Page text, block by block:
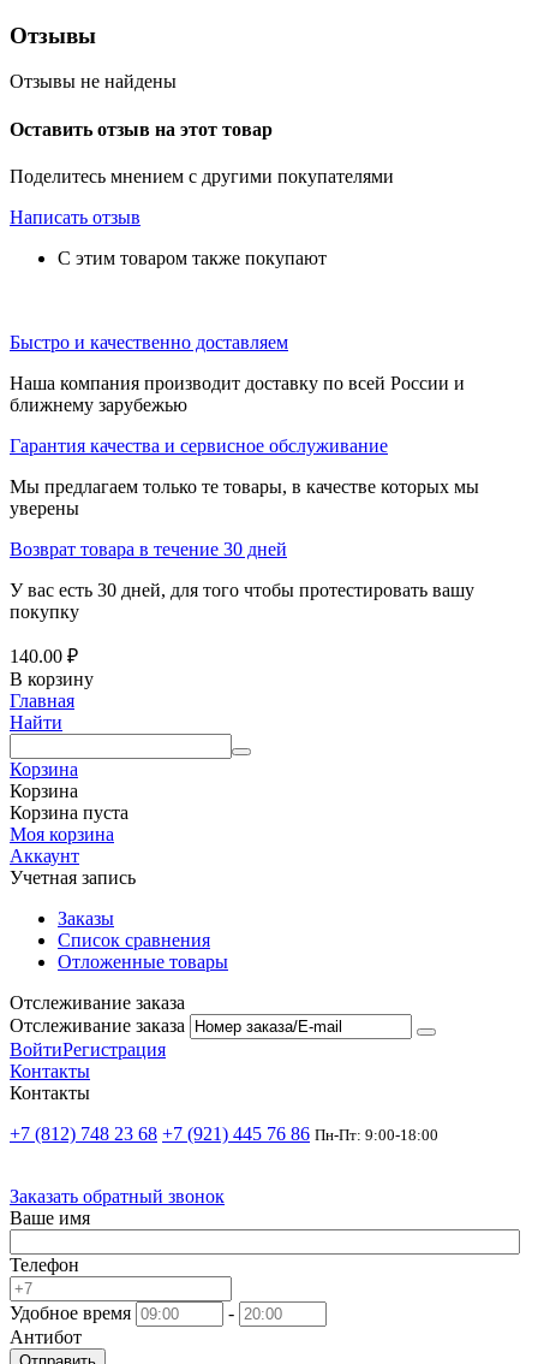
Отзывы
Отзывы не найдены
Оставить отзыв на этот товар
Поделитесь мнением с другими покупателями
Написать отзыв
С этим товаром также покупают
Быстро и качественно доставляем
Наша компания производит доставку по всей России и
ближнему зарубежью
Гарантия качества и сервисное обслуживание
Мы предлагаем только те товары, в качестве которых мы
уверены
Возврат товара в течение 30 дней
У вас есть 30 дней, для того чтобы протестировать вашу
покупку
140.00 ₽
В корзину
Главная
Найти
Корзина
Корзина
Корзина пуста
Моя корзина
Аккаунт
Учетная запись
Заказы
Список сравнения
Отложенные товары
Отслеживание заказа
Отслеживание заказа
ВойтиРегистрация
Контакты
Контакты
+7 (812) 748 23 68 +7 (921) 445 76 86 Пн-Пт: 9:00-18:00
Заказать обратный звонок
Ваше имя
Телефон
Удобное время
-
Антибот